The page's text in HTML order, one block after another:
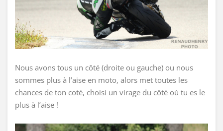
Nous avons tous un côté (droite ou gauche) ou nous
sommes plus à l’aise en moto, alors met toutes les
chances de ton coté, choisi un virage du côté où tu es le
plus à l’aise !